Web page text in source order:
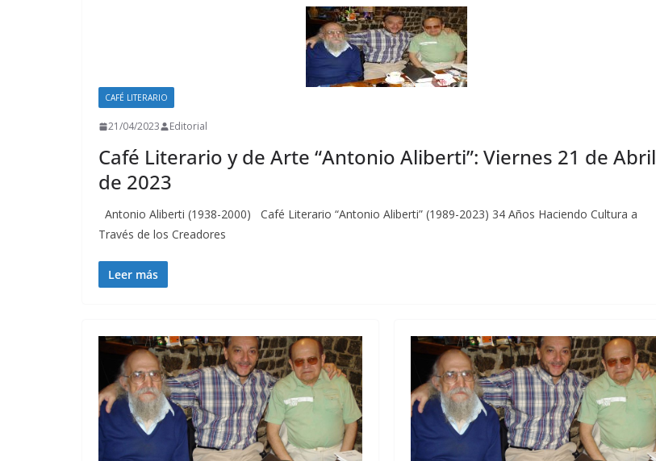
CAFÉ LITERARIO
21/04/2023 Editorial
Café Literario y de Arte “Antonio Aliberti”: Viernes 21 de Abril
de 2023
Antonio Aliberti (1938-2000) Café Literario “Antonio Aliberti” (1989-2023) 34 Años Haciendo Cultura a
Través de los Creadores
Leer más